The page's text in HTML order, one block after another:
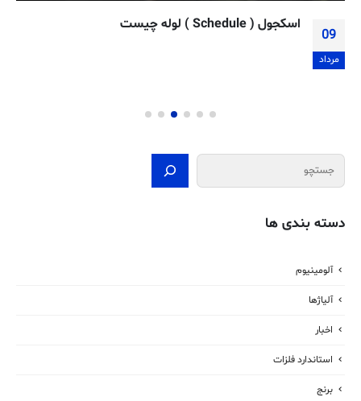
09
مرداد
اسکجول ( Schedule ) لوله چیست
جستجو
دسته بندی ها
آلومینیوم
آلیاژها
اخبار
استاندارد فلزات
برنج